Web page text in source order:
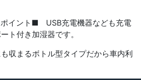
イント■ USB充電機器なども充電
ト付き加湿器です。
収まるボトル型タイプだから車内利